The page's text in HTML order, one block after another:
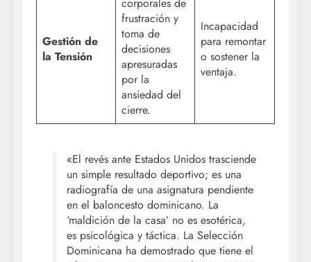
Gestión de
la Tensión
corporales de
frustración y
toma de
decisiones
apresuradas
por la
ansiedad del
cierre.
Incapacidad
para remontar
o sostener la
ventaja.
«El revés ante Estados Unidos trasciende
un simple resultado deportivo; es una
radiografía de una asignatura pendiente
en el baloncesto dominicano. La
‘maldición de la casa’ no es esotérica,
es psicológica y táctica. La Selección
Dominicana ha demostrado que tiene el